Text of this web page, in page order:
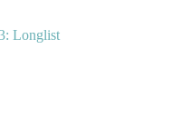
Longlist